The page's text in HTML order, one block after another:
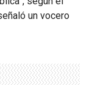
un vocero